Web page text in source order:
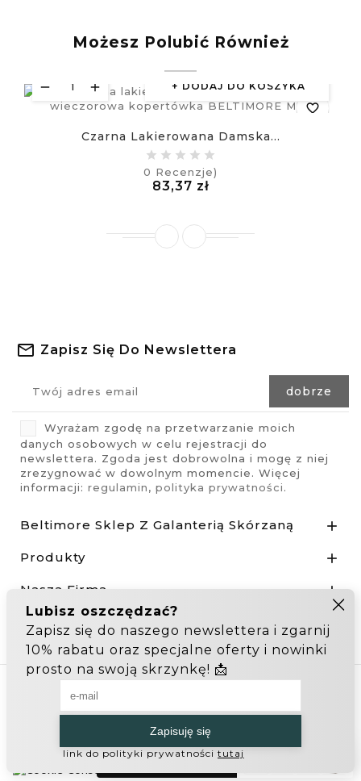
Możesz Polubić Również
DODAJ DO KOSZYKA
favorite_border
Czarna Lakierowana Damska...
0 Recenzje)
83,37 złCena
Zapisz Się Do Newslettera
Wyrażam zgodę na przetwarzanie moich
danych osobowych w celu rejestracji do
newslettera. Zgoda jest dobrowolna i mogę z niej
zrezygnować w dowolnym momencie. Więcej
informacji: regulamin, polityka prywatności.
Beltimore Sklep Z Galanterią Skórzaną 
Produkty 
Nasza Firma 
Odstąp od umowy tutaj
Zakupy hurtowe: